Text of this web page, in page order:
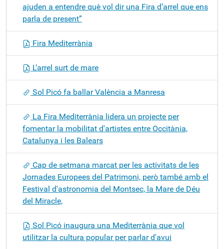
ajuden a entendre què vol dir una Fira d’arrel que ens
parla de present”
Fira Mediterrània
L’arrel surt de mare
Sol Picó fa ballar València a Manresa
La Fira Mediterrània lidera un projecte per
fomentar la mobilitat d'artistes entre Occitània,
Catalunya i les Balears
Cap de setmana marcat per les activitats de les
Jornades Europees del Patrimoni, però també amb el
Festival d'astronomia del Montsec, la Mare de Déu
del Miracle,
Sol Picó inaugura una Mediterrània que vol
utilitzar la cultura popular per parlar d'avui